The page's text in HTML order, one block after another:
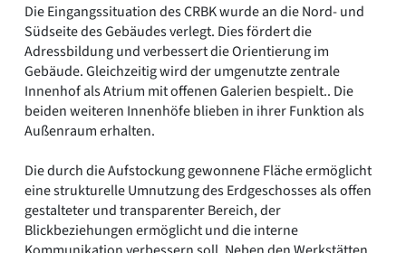
Die Eingangssituation des CRBK wurde an die Nord- und
Südseite des Gebäudes verlegt. Dies fördert die
Adressbildung und verbessert die Orientierung im
Gebäude. Gleichzeitig wird der umgenutzte zentrale
Innenhof als Atrium mit offenen Galerien bespielt.. Die
beiden weiteren Innenhöfe blieben in ihrer Funktion als
Außenraum erhalten.
Die durch die Aufstockung gewonnene Fläche ermöglicht
eine strukturelle Umnutzung des Erdgeschosses als offen
gestalteter und transparenter Bereich, der
Blickbeziehungen ermöglicht und die interne